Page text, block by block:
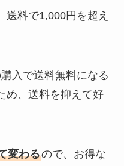
送料で1,000円を超え
入で送料無料になる
め、送料を抑えて好
変わるので、お得な